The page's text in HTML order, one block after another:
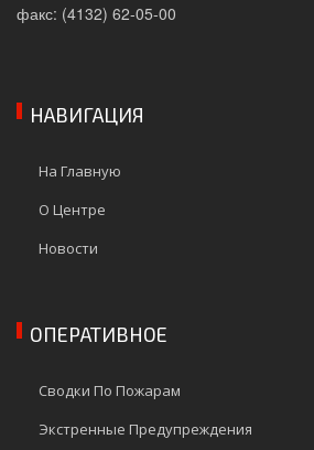
факс: (4132) 62-05-00
НАВИГАЦИЯ
На Главную
О Центре
Новости
ОПЕРАТИВНОЕ
Сводки По Пожарам
Экстренные Предупреждения